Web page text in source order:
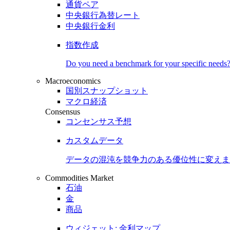
通貨ペア
中央銀行為替レート
中央銀行金利
指数作成
Do you need a benchmark for your specific needs?
Macroeconomics
国別スナップショット
マクロ経済
Consensus
コンセンサス予想
カスタムデータ
データの混沌を競争力のある優位性に変え
Commodities Market
石油
金
商品
ウィジェット: 金利マップ